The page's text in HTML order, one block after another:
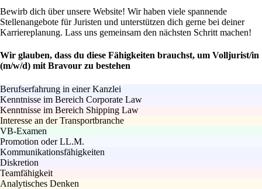
Bewirb dich über unsere Website! Wir haben viele spannende
Stellenangebote für Juristen und unterstützen dich gerne bei deiner
Karriereplanung. Lass uns gemeinsam den nächsten Schritt machen!
Wir glauben, dass du diese Fähigkeiten brauchst, um Volljurist/in
(m/w/d) mit Bravour zu bestehen
Berufserfahrung in einer Kanzlei
Kenntnisse im Bereich Corporate Law
Kenntnisse im Bereich Shipping Law
Interesse an der Transportbranche
VB-Examen
Promotion oder LL.M.
Kommunikationsfähigkeiten
Diskretion
Teamfähigkeit
Analytisches Denken